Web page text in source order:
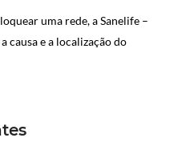
uma rede, a Sanelife –
causa e a localização do